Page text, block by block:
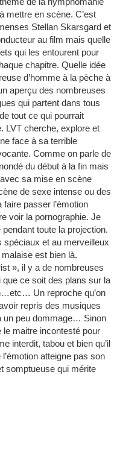
mettre en scène. C’est
Stellan Skarsgard et
au film mais quelle
qui les entourent pour
chapitre. Quelle idée
d’homme à la pèche à
aperçu des nombreuses
qui partent dans tous
tout ce qui pourrait
LVT cherche, explore et
face à sa terrible
Comme on parle de
du début à la fin mais
sa mise en scène
de sexe intense ou des
passer l’émotion
voir la pornographie. Je
toute la projection.
spéciaux et au merveilleux
est bien là.
», il y a de nombreuses
ce soit des plans sur la
Un reproche qu’on
repris des musiques
un peu dommage… Sinon
le maitre incontesté pour
interdit, tabou et bien qu’il
atteigne pas son
somptueuse qui mérite